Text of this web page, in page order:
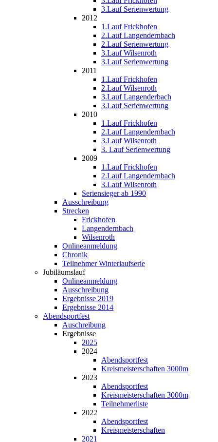
3.Lauf Serienwertung
2012
1.Lauf Frickhofen
2.Lauf Langendernbach
2.Lauf Serienwertung
3.Lauf Wilsenroth
3.Lauf Serienwertung
2011
1.Lauf Frickhofen
2.Lauf Wilsenroth
3.Lauf Langenderbach
3.Lauf Serienwertung
2010
1.Lauf Frickhofen
2.Lauf Langendernbach
3.Lauf Wilsenroth
3. Lauf Serienwertung
2009
1.Lauf Frickhofen
2.Lauf Langendernbach
3.Lauf Wilsenroth
Seriensieger ab 1990
Ausschreibung
Strecken
Frickhofen
Langendernbach
Wilsenroth
Onlineanmeldung
Chronik
Teilnehmer Winterlaufserie
Jubiläumslauf
Onlineanmeldung
Ausschreibung
Ergebnisse 2019
Ergebnisse 2014
Abendsportfest
Auschreibung
Ergebnisse
2025
2024
Abendsportfest
Kreismeisterschaften 3000m
2023
Abendsportfest
Kreismeisterschaften 3000m
Teilnehmerliste
2022
Abendsportfest
Kreismeisterschaften
2021